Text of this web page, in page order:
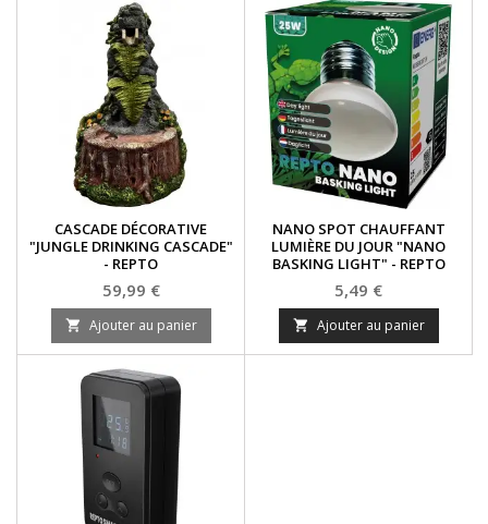
CASCADE DÉCORATIVE
"JUNGLE DRINKING CASCADE"
- REPTO
Prix
59,99 €
 Ajouter au panier
NANO SPOT CHAUFFANT
LUMIÈRE DU JOUR "NANO
BASKING LIGHT" - REPTO
Prix
5,49 €
 Ajouter au panier